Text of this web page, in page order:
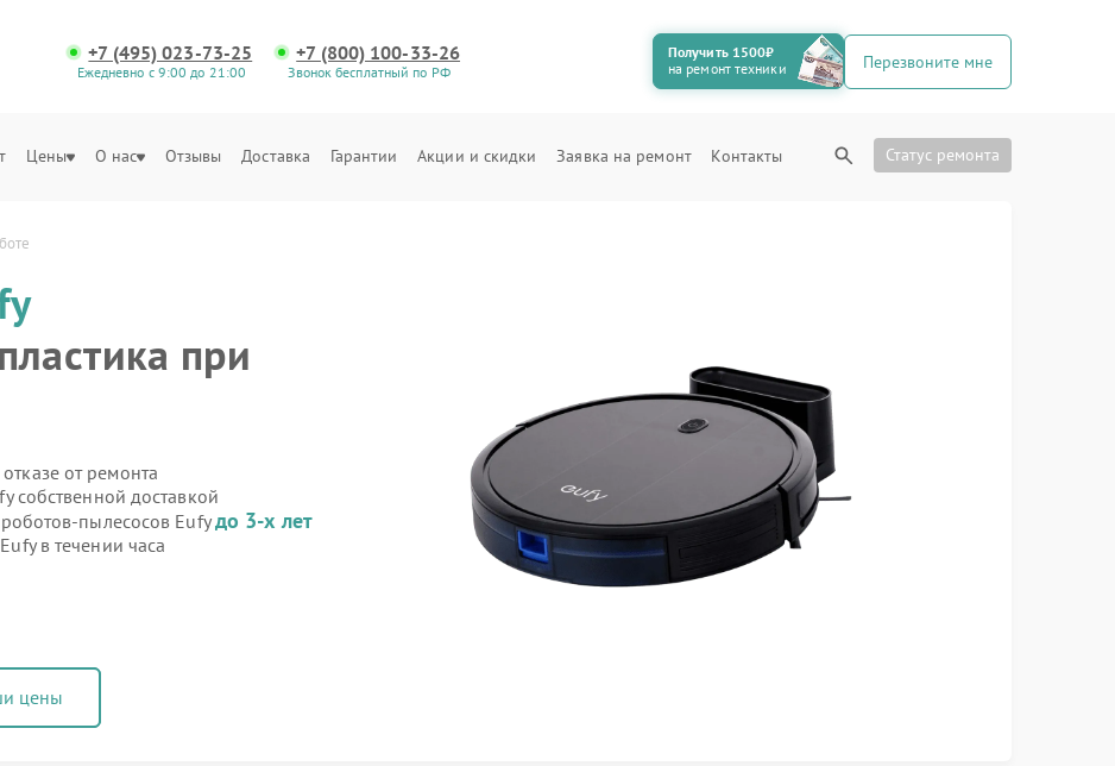
+7 (495) 023-73-25
Ежедневно с 9:00 до 21:00
+7 (800) 100-33-26
Звонок бесплатный по РФ
Получить 1500₽
на ремонт техники
Перезвоните мне
Цены О нас Отзывы Доставка Гарантии Акции и скидки Заявка на ремонт Контакты Статус ремонта
при
от ремонта
собственной доставкой
пылесосов Eufyдо 3-х лет
в течении часа
цены